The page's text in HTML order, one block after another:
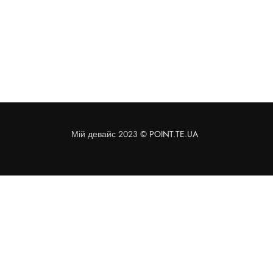
Мій девайс 2023 © POINT.TE.UA